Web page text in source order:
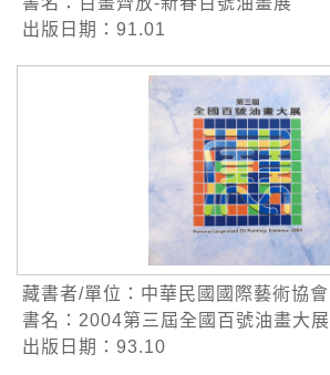
出版日期：91.01
藏書者/單位：中華民國國際藝術協會
書名：2004第三屆全國百號油畫大展
出版日期：93.10